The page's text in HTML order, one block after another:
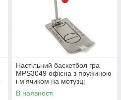
Настільний баскетбол гра
MPS3049 офісна з пружиною
і м'ячиком на мотузці
В наявності